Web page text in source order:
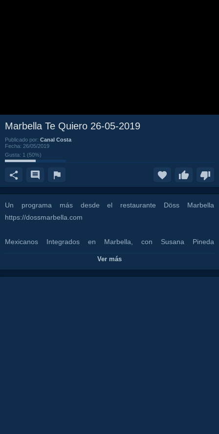
Marbella Te Quiero 26-05-2019
Publicado por: Canal Costa
Fecha: 26/05/2019
Gusta: 1 (50%)
Un programa más desde el restaurante Döss Marbella
https://dossmarbella.com
Mexicanos Integrados en Marbella, con Susana Pineda
TKM Social Events .
Ver más